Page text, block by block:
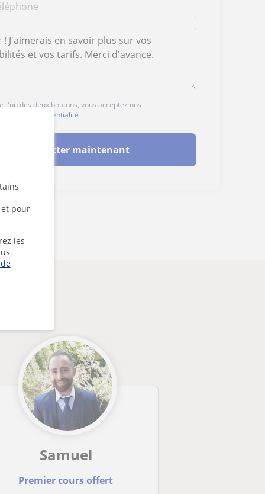
pour
les
l'un des deux boutons, vous acceptez nos
confidentialité
Contacter maintenant
Samuel
Premier cours offert